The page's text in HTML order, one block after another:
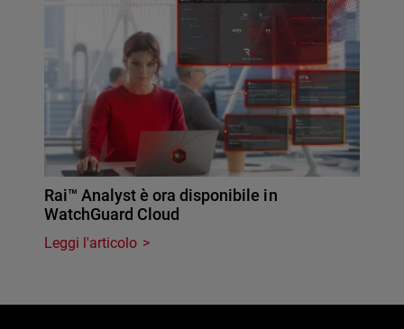
Rai™ Analyst è ora disponibile in
WatchGuard Cloud
Leggi l'articolo